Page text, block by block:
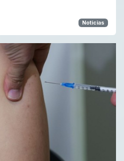
Noticias